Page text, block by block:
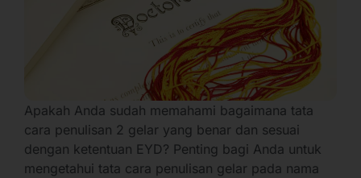
Apakah Anda sudah memahami bagaimana tata
cara penulisan 2 gelar yang benar dan sesuai
dengan ketentuan EYD? Penting bagi Anda untuk
mengetahui tata cara penulisan gelar pada nama